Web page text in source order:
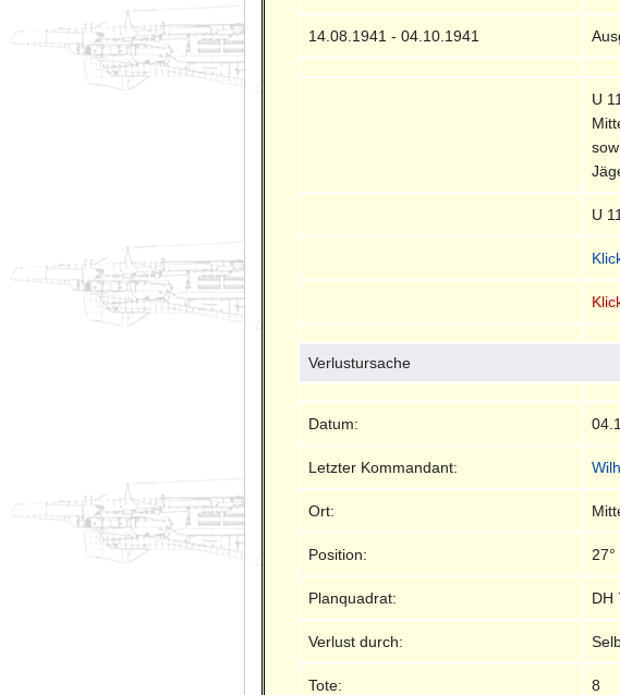
14.08.1941 - 04.10.1941
U
U
Verlustursache
Datum:
Letzter Kommandant:
Ort:
Position:
Planquadrat: DH
Verlust durch:
Tote: 8